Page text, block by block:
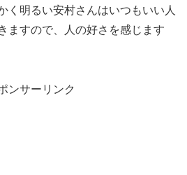
く明るい安村さんはいつもいい人
ますので、人の好さを感じます
ンサーリンク